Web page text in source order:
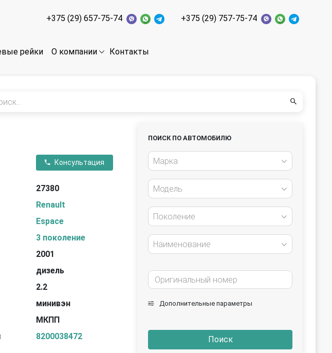
+375 (29) 657-75-74 +375 (29) 757-75-74
рейки О компании Контакты
Консультация
27380
Renault
Espace
3 поколение
2001
дизель
2.2
минивэн
МКПП
8200038472
ПОИСК ПО АВТОМОБИЛЮ
Марка
Модель
Поколение
Наименование
Дополнительные параметры
Поиск